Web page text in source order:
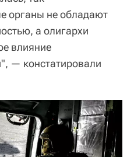
органы не обладают
а олигархи
влияние
— констатировали